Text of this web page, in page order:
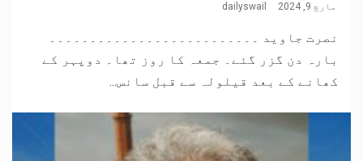
مارچ 9, 2024 dailyswail
نصرت جاوید ۔۔۔۔۔۔۔۔۔۔۔۔۔۔۔۔۔۔۔۔۔۔۔۔۔۔
بارہ دن گزر گئے۔ جمعہ کا روز تھا۔ دوپہر کے
کھانے کے بعد قیلولہ سے قبل سانس...